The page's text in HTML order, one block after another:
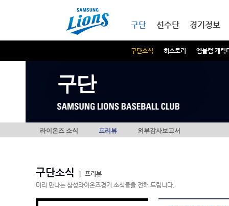
구단
구단소식 히스토리 엠블럼 캐릭
선수단 경기정보
구단
라이온즈 소식 프리뷰 외부감사보고서
구단소식
프리뷰
미리 만나는 삼성라이온즈경기 소식들을 전해 드립니다.